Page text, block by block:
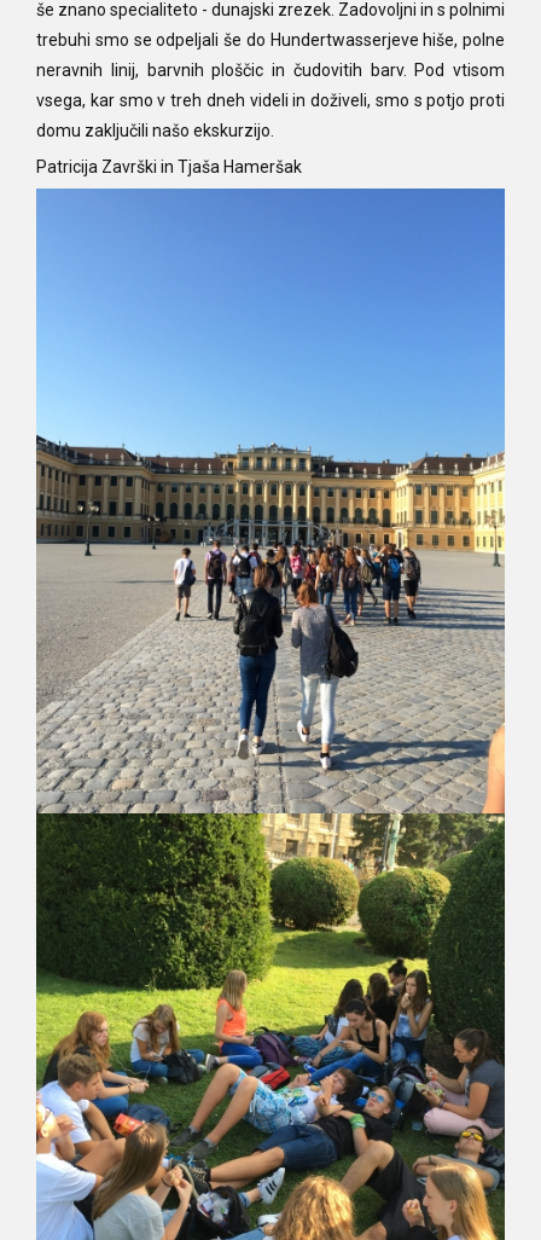
še znano specialiteto - dunajski zrezek. Zadovoljni in s polnimi
trebuhi smo se odpeljali še do Hundertwasserjeve hiše, polne
neravnih linij, barvnih ploščic in čudovitih barv. Pod vtisom
vsega, kar smo v treh dneh videli in doživeli, smo s potjo proti
domu zaključili našo ekskurzijo.
Patricija Završki in Tjaša Hameršak